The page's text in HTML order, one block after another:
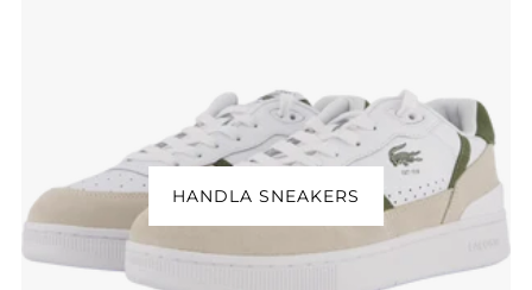
HANDLA SNEAKERS